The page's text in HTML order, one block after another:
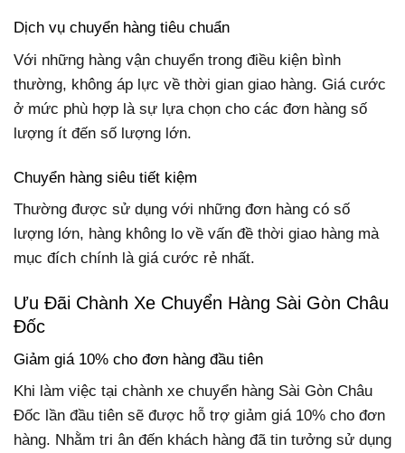
Dịch vụ chuyển hàng tiêu chuẩn
Với những hàng vận chuyển trong điều kiện bình
thường, không áp lực về thời gian giao hàng. Giá cước
ở mức phù hợp là sự lựa chọn cho các đơn hàng số
lượng ít đến số lượng lớn.
Chuyển hàng siêu tiết kiệm
Thường được sử dụng với những đơn hàng có số
lượng lớn, hàng không lo về vấn đề thời giao hàng mà
mục đích chính là giá cước rẻ nhất.
Ưu Đãi Chành Xe Chuyển Hàng Sài Gòn Châu
Đốc
Giảm giá 10% cho đơn hàng đầu tiên
Khi làm việc tại chành xe chuyển hàng Sài Gòn Châu
Đốc lần đầu tiên sẽ được hỗ trợ giảm giá 10% cho đơn
hàng. Nhằm tri ân đến khách hàng đã tin tưởng sử dụng